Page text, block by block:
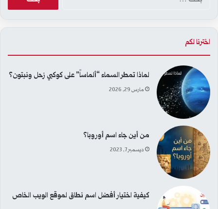
ح
ث
اخترنا لكم
لماذا تمطر السماء “ألماساً” على كوكبي زحل ونبتون؟
مارس 29, 2026
من أين جاء اسم أوروبا؟
ديسمبر 7, 2023
كيفية اختيار أفضل اسم نطاق لموقع الويب الخاص